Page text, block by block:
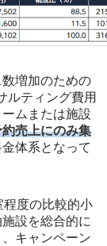
増加のための
ルティング費用
ムまたは施設
売上にのみ集
体系となって
程度の比較的小
設を総合的に
キャンペーン